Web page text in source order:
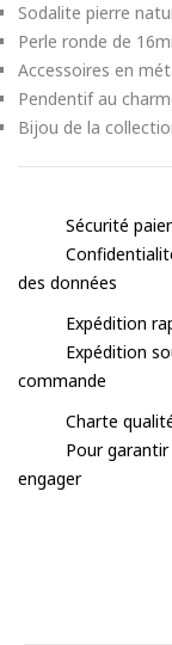
Sodalite pierre
Perle ronde de
Accessoires en
Pendentif au
Bijou de la
Sécurité
des données
Expédition
Expédition
commande
Charte
Pour
engager